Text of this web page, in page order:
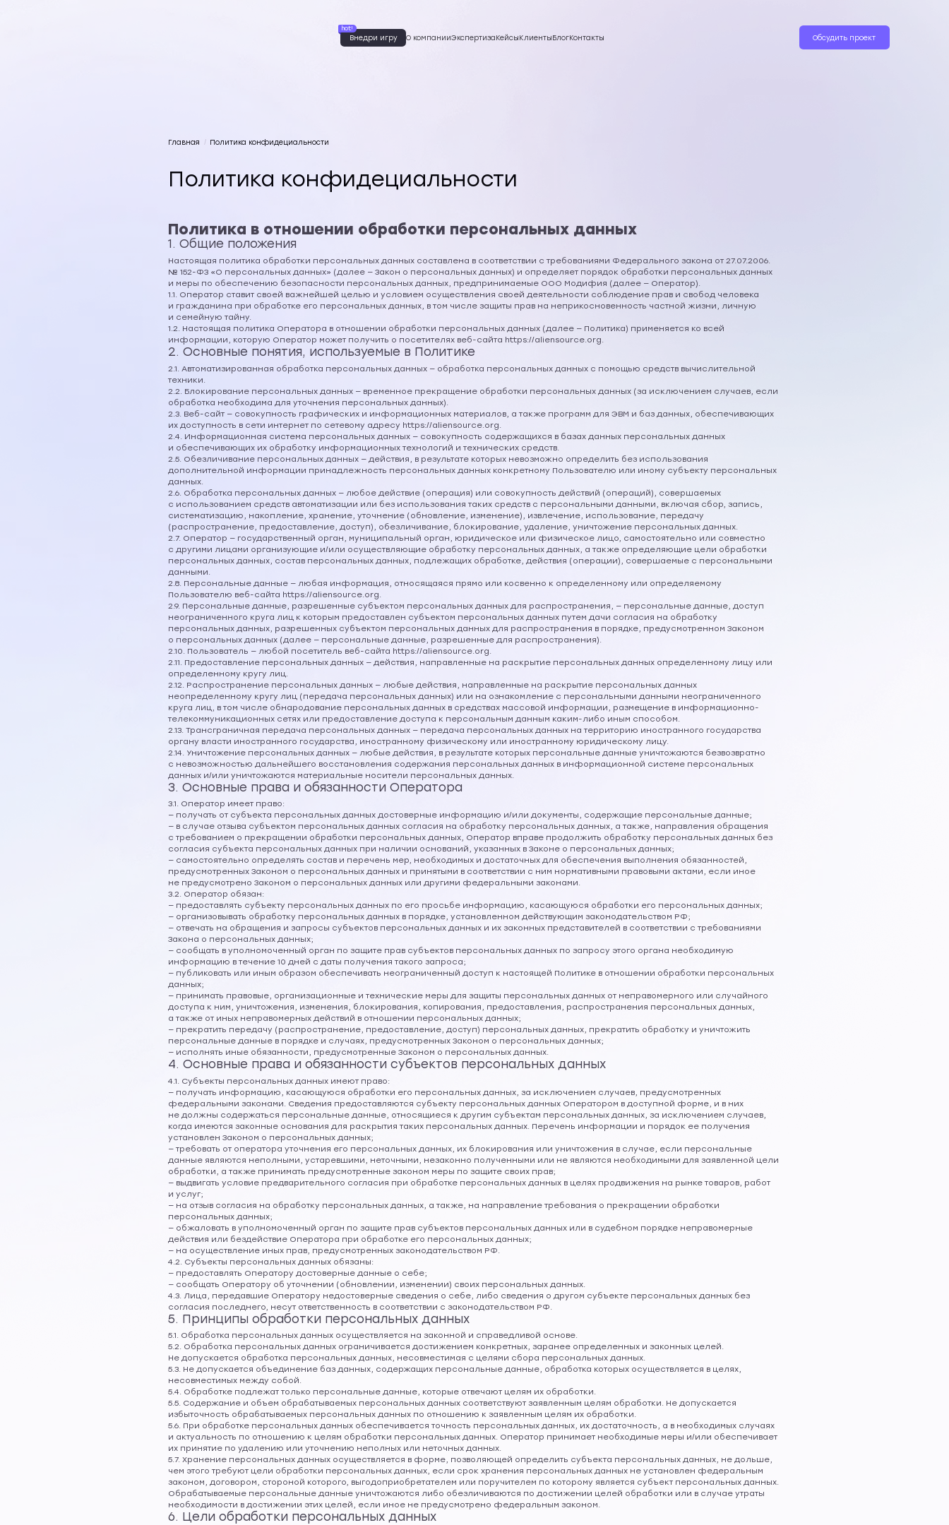
Внедри игру
hot!
О компанииЭкспертизаКейсыКлиентыБлогКонтакты Обсудить проект
Главная / Политика конфидециальности
Политика конфидециальности
Политика в отношении обработки персональных данных
1. Общие положения
Настоящая политика обработки персональных данных составлена в соответствии с требованиями Федерального закона от 27.07.2006.
№ 152-ФЗ «О персональных данных» (далее — Закон о персональных данных) и определяет порядок обработки персональных данных
и меры по обеспечению безопасности персональных данных, предпринимаемые ООО Модифия (далее — Оператор).
1.1. Оператор ставит своей важнейшей целью и условием осуществления своей деятельности соблюдение прав и свобод человека
и гражданина при обработке его персональных данных, в том числе защиты прав на неприкосновенность частной жизни, личную
и семейную тайну.
1.2. Настоящая политика Оператора в отношении обработки персональных данных (далее — Политика) применяется ко всей
информации, которую Оператор может получить о посетителях веб-сайта https://aliensource.org.
2. Основные понятия, используемые в Политике
2.1. Автоматизированная обработка персональных данных — обработка персональных данных с помощью средств вычислительной
техники.
2.2. Блокирование персональных данных — временное прекращение обработки персональных данных (за исключением случаев, если
обработка необходима для уточнения персональных данных).
2.3. Веб-сайт — совокупность графических и информационных материалов, а также программ для ЭВМ и баз данных, обеспечивающих
их доступность в сети интернет по сетевому адресу https://aliensource.org.
2.4. Информационная система персональных данных — совокупность содержащихся в базах данных персональных данных
и обеспечивающих их обработку информационных технологий и технических средств.
2.5. Обезличивание персональных данных — действия, в результате которых невозможно определить без использования
дополнительной информации принадлежность персональных данных конкретному Пользователю или иному субъекту персональных
данных.
2.6. Обработка персональных данных — любое действие (операция) или совокупность действий (операций), совершаемых
с использованием средств автоматизации или без использования таких средств с персональными данными, включая сбор, запись,
систематизацию, накопление, хранение, уточнение (обновление, изменение), извлечение, использование, передачу
(распространение, предоставление, доступ), обезличивание, блокирование, удаление, уничтожение персональных данных.
2.7. Оператор — государственный орган, муниципальный орган, юридическое или физическое лицо, самостоятельно или совместно
с другими лицами организующие и/или осуществляющие обработку персональных данных, а также определяющие цели обработки
персональных данных, состав персональных данных, подлежащих обработке, действия (операции), совершаемые с персональными
данными.
2.8. Персональные данные — любая информация, относящаяся прямо или косвенно к определенному или определяемому
Пользователю веб-сайта https://aliensource.org.
2.9. Персональные данные, разрешенные субъектом персональных данных для распространения, — персональные данные, доступ
неограниченного круга лиц к которым предоставлен субъектом персональных данных путем дачи согласия на обработку
персональных данных, разрешенных субъектом персональных данных для распространения в порядке, предусмотренном Законом
о персональных данных (далее — персональные данные, разрешенные для распространения).
2.10. Пользователь — любой посетитель веб-сайта https://aliensource.org.
2.11. Предоставление персональных данных — действия, направленные на раскрытие персональных данных определенному лицу или
определенному кругу лиц.
2.12. Распространение персональных данных — любые действия, направленные на раскрытие персональных данных
неопределенному кругу лиц (передача персональных данных) или на ознакомление с персональными данными неограниченного
круга лиц, в том числе обнародование персональных данных в средствах массовой информации, размещение в информационно-
телекоммуникационных сетях или предоставление доступа к персональным данным каким-либо иным способом.
2.13. Трансграничная передача персональных данных — передача персональных данных на территорию иностранного государства
органу власти иностранного государства, иностранному физическому или иностранному юридическому лицу.
2.14. Уничтожение персональных данных — любые действия, в результате которых персональные данные уничтожаются безвозвратно
с невозможностью дальнейшего восстановления содержания персональных данных в информационной системе персональных
данных и/или уничтожаются материальные носители персональных данных.
3. Основные права и обязанности Оператора
3.1. Оператор имеет право:
— получать от субъекта персональных данных достоверные информацию и/или документы, содержащие персональные данные;
— в случае отзыва субъектом персональных данных согласия на обработку персональных данных, а также, направления обращения
с требованием о прекращении обработки персональных данных, Оператор вправе продолжить обработку персональных данных без
согласия субъекта персональных данных при наличии оснований, указанных в Законе о персональных данных;
— самостоятельно определять состав и перечень мер, необходимых и достаточных для обеспечения выполнения обязанностей,
предусмотренных Законом о персональных данных и принятыми в соответствии с ним нормативными правовыми актами, если иное
не предусмотрено Законом о персональных данных или другими федеральными законами.
3.2. Оператор обязан:
— предоставлять субъекту персональных данных по его просьбе информацию, касающуюся обработки его персональных данных;
— организовывать обработку персональных данных в порядке, установленном действующим законодательством РФ;
— отвечать на обращения и запросы субъектов персональных данных и их законных представителей в соответствии с требованиями
Закона о персональных данных;
— сообщать в уполномоченный орган по защите прав субъектов персональных данных по запросу этого органа необходимую
информацию в течение 10 дней с даты получения такого запроса;
— публиковать или иным образом обеспечивать неограниченный доступ к настоящей Политике в отношении обработки персональных
данных;
— принимать правовые, организационные и технические меры для защиты персональных данных от неправомерного или случайного
доступа к ним, уничтожения, изменения, блокирования, копирования, предоставления, распространения персональных данных,
а также от иных неправомерных действий в отношении персональных данных;
— прекратить передачу (распространение, предоставление, доступ) персональных данных, прекратить обработку и уничтожить
персональные данные в порядке и случаях, предусмотренных Законом о персональных данных;
— исполнять иные обязанности, предусмотренные Законом о персональных данных.
4. Основные права и обязанности субъектов персональных данных
4.1. Субъекты персональных данных имеют право:
— получать информацию, касающуюся обработки его персональных данных, за исключением случаев, предусмотренных
федеральными законами. Сведения предоставляются субъекту персональных данных Оператором в доступной форме, и в них
не должны содержаться персональные данные, относящиеся к другим субъектам персональных данных, за исключением случаев,
когда имеются законные основания для раскрытия таких персональных данных. Перечень информации и порядок ее получения
установлен Законом о персональных данных;
— требовать от оператора уточнения его персональных данных, их блокирования или уничтожения в случае, если персональные
данные являются неполными, устаревшими, неточными, незаконно полученными или не являются необходимыми для заявленной цели
обработки, а также принимать предусмотренные законом меры по защите своих прав;
— выдвигать условие предварительного согласия при обработке персональных данных в целях продвижения на рынке товаров, работ
и услуг;
— на отзыв согласия на обработку персональных данных, а также, на направление требования о прекращении обработки
персональных данных;
— обжаловать в уполномоченный орган по защите прав субъектов персональных данных или в судебном порядке неправомерные
действия или бездействие Оператора при обработке его персональных данных;
— на осуществление иных прав, предусмотренных законодательством РФ.
4.2. Субъекты персональных данных обязаны:
— предоставлять Оператору достоверные данные о себе;
— сообщать Оператору об уточнении (обновлении, изменении) своих персональных данных.
4.3. Лица, передавшие Оператору недостоверные сведения о себе, либо сведения о другом субъекте персональных данных без
согласия последнего, несут ответственность в соответствии с законодательством РФ.
5. Принципы обработки персональных данных
5.1. Обработка персональных данных осуществляется на законной и справедливой основе.
5.2. Обработка персональных данных ограничивается достижением конкретных, заранее определенных и законных целей.
Не допускается обработка персональных данных, несовместимая с целями сбора персональных данных.
5.3. Не допускается объединение баз данных, содержащих персональные данные, обработка которых осуществляется в целях,
несовместимых между собой.
5.4. Обработке подлежат только персональные данные, которые отвечают целям их обработки.
5.5. Содержание и объем обрабатываемых персональных данных соответствуют заявленным целям обработки. Не допускается
избыточность обрабатываемых персональных данных по отношению к заявленным целям их обработки.
5.6. При обработке персональных данных обеспечивается точность персональных данных, их достаточность, а в необходимых случаях
и актуальность по отношению к целям обработки персональных данных. Оператор принимает необходимые меры и/или обеспечивает
их принятие по удалению или уточнению неполных или неточных данных.
5.7. Хранение персональных данных осуществляется в форме, позволяющей определить субъекта персональных данных, не дольше,
чем этого требуют цели обработки персональных данных, если срок хранения персональных данных не установлен федеральным
законом, договором, стороной которого, выгодоприобретателем или поручителем по которому является субъект персональных данных.
Обрабатываемые персональные данные уничтожаются либо обезличиваются по достижении целей обработки или в случае утраты
необходимости в достижении этих целей, если иное не предусмотрено федеральным законом.
6. Цели обработки персональных данных